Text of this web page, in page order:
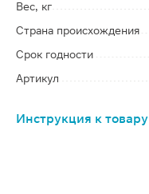
Вес, кг
Страна происхождения
Срок годности
Артикул
Инструкция к товару